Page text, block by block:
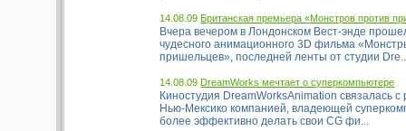
14.08.09Британская премьера «Монстров против
Вчера вечером в Лондонском Вест-энде
чудесного анимационного 3D фильма
пришельцев», последней ленты от студии
14.08.09DreamWorks мечтает о суперкомпьютере
Киностудия DreamWorksAnimation связалась
Нью-Мексико компанией, владеющей
более эффективно делать свои CG фи...